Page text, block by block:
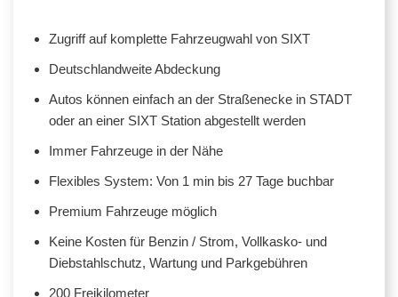
Zugriff auf komplette Fahrzeugwahl von SIXT
Deutschlandweite Abdeckung
Autos können einfach an der Straßenecke in STADT
oder an einer SIXT Station abgestellt werden
Immer Fahrzeuge in der Nähe
Flexibles System: Von 1 min bis 27 Tage buchbar
Premium Fahrzeuge möglich
Keine Kosten für Benzin / Strom, Vollkasko- und
Diebstahlschutz, Wartung und Parkgebühren
200 Freikilometer